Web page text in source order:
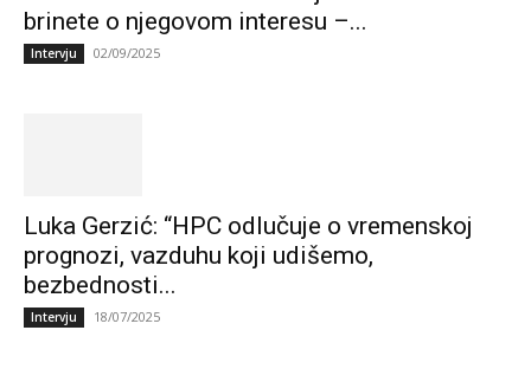
brinete o njegovom interesu –...
Intervju 02/09/2025
Luka Gerzić: “HPC odlučuje o vremenskoj
prognozi, vazduhu koji udišemo,
bezbednosti...
Intervju 18/07/2025